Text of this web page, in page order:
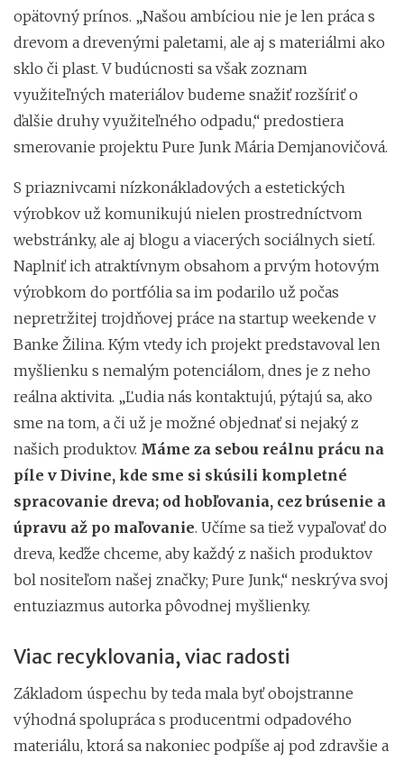
opätovný prínos. „Našou ambíciou nie je len práca s
drevom a drevenými paletami, ale aj s materiálmi ako
sklo či plast. V budúcnosti sa však zoznam
využiteľných materiálov budeme snažiť rozšíriť o
ďalšie druhy využiteľného odpadu,“ predostiera
smerovanie projektu Pure Junk Mária Demjanovičová.
S priaznivcami nízkonákladových a estetických
výrobkov už komunikujú nielen prostredníctvom
webstránky, ale aj blogu a viacerých sociálnych sietí.
Naplniť ich atraktívnym obsahom a prvým hotovým
výrobkom do portfólia sa im podarilo už počas
nepretržitej trojdňovej práce na startup weekende v
Banke Žilina. Kým vtedy ich projekt predstavoval len
myšlienku s nemalým potenciálom, dnes je z neho
reálna aktivita. „Ľudia nás kontaktujú, pýtajú sa, ako
sme na tom, a či už je možné objednať si nejaký z
našich produktov. Máme za sebou reálnu prácu na
píle v Divine, kde sme si skúsili kompletné
spracovanie dreva; od hobľovania, cez brúsenie a
úpravu až po maľovanie. Učíme sa tiež vypaľovať do
dreva, keďže chceme, aby každý z našich produktov
bol nositeľom našej značky; Pure Junk,“ neskrýva svoj
entuziazmus autorka pôvodnej myšlienky.
Viac recyklovania, viac radosti
Základom úspechu by teda mala byť obojstranne
výhodná spolupráca s producentmi odpadového
materiálu, ktorá sa nakoniec podpíše aj pod zdravšie a